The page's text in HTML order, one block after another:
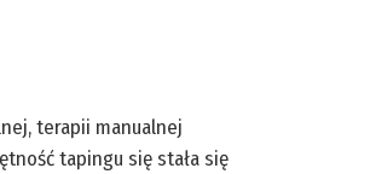
terapii manualnej
tapingu się stała się